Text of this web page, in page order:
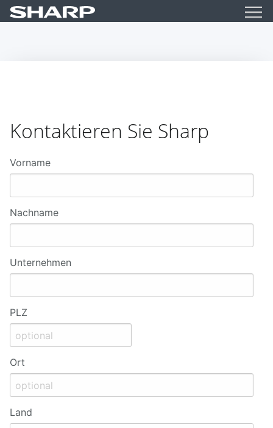
Kontaktieren Sie Sharp
Vorname
Nachname
Unternehmen
PLZ
Ort
Land